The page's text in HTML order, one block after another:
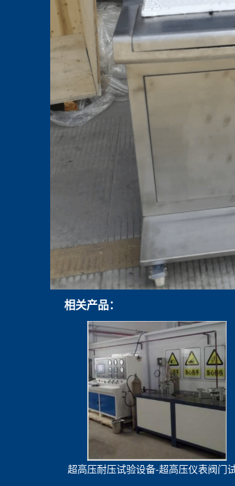
相关产品：
超高压耐压试验设备-超高压仪表阀门